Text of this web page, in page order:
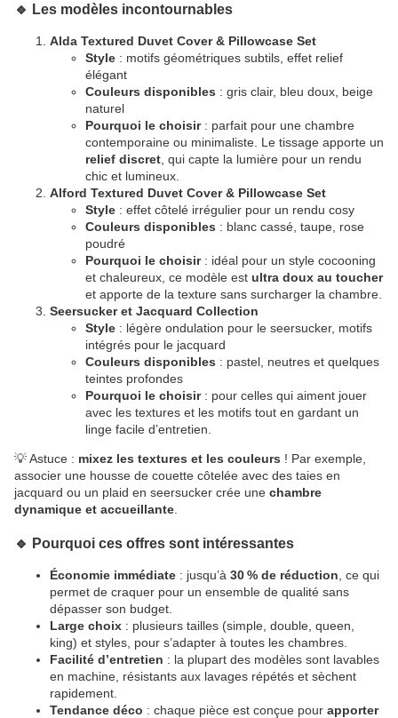
🔹 Les modèles incontournables
Alda Textured Duvet Cover & Pillowcase Set
Style : motifs géométriques subtils, effet relief
élégant
Couleurs disponibles : gris clair, bleu doux, beige
naturel
Pourquoi le choisir: parfait pour une chambre
contemporaine ou minimaliste. Le tissage apporte un
relief discret , qui capte la lumière pour un rendu
chic et lumineux.
Alford Textured Duvet Cover & Pillowcase Set
Style : effet côtelé irrégulier pour un rendu cosy
Couleurs disponibles : blanc cassé, taupe, rose
poudré
Pourquoi le choisir: idéal pour un style cocooning
et chaleureux, ce modèle est ultra doux au toucher
et apporte de la texture sans surcharger la chambre.
Seersucker et Jacquard Collection
Style : légère ondulation pour le seersucker, motifs
intégrés pour le jacquard
Couleurs disponibles : pastel, neutres et quelques
teintes profondes
Pourquoi le choisir: pour celles qui aiment jouer
avec les textures et les motifs tout en gardant un
linge facile d’entretien.
💡 Astuce : mixez les textures et les couleurs ! Par exemple,
associer une housse de couette côtelée avec des taies en
jacquard ou un plaid en seersucker crée une chambre
dynamique et accueillante
🔹 Pourquoi ces offres sont intéressantes
Économie immédiate : jusqu’à 30 % de réduction , ce qui
permet de craquer pour un ensemble de qualité sans
dépasser son budget.
Large choix : plusieurs tailles (simple, double, queen,
king) et styles, pour s’adapter à toutes les chambres.
Facilité d’entretien : la plupart des modèles sont lavables
en machine, résistants aux lavages répétés et sèchent
rapidement.
Tendance déco : chaque pièce est conçue pour apporter